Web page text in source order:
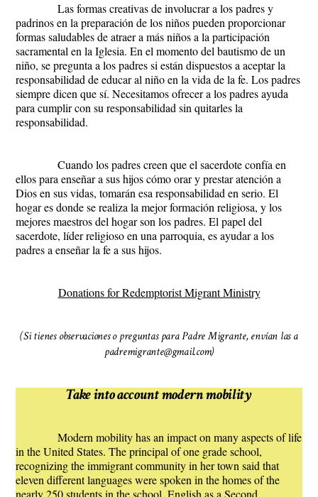
Las formas creativas de involucrar a los padres y
padrinos en la preparación de los niños pueden proporcionar
formas saludables de atraer a más niños a la participación
sacramental en la Iglesia. En el momento del bautismo de un
niño, se pregunta a los padres si están dispuestos a aceptar la
responsabilidad de educar al niño en la vida de la fe. Los padres
siempre dicen que sí. Necesitamos ofrecer a los padres ayuda
para cumplir con su responsabilidad sin quitarles la
responsabilidad.
Cuando los padres creen que el sacerdote confía en
ellos para enseñar a sus hijos cómo orar y prestar atención a
Dios en sus vidas, tomarán esa responsabilidad en serio. El
hogar es donde se realiza la mejor formación religiosa, y los
mejores maestros del hogar son los padres. El papel del
sacerdote, líder religioso en una parroquia, es ayudar a los
padres a enseñar la fe a sus hijos.
Donations for Redemptorist Migrant Ministry
(Si tienes observaciones o preguntas para Padre Migrante, envían las a
padremigrante@gmail.com)
Take into account modern mobility
Modern mobility has an impact on many aspects of life
in the United States. The principal of one grade school,
recognizing the immigrant community in her town said that
eleven different languages were spoken in the homes of the